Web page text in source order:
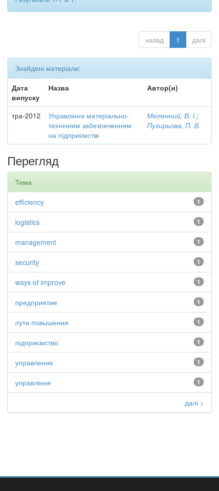
назад 1 далі
Знайдені матеріали:
Дата
випуску
Назва Автор(и)
тра-2012
Управління матеріально-
технічним забезпеченням
на підприємстві
Меленний, В. І.;
Пузирьова, П. В.
Перегляд
Тема
1
efficiency
1
logistics
1
management
1
security
1
ways of improve
1
предприятие
1
пути повышения
1
підприємство
1
управление
1
управління
далі >